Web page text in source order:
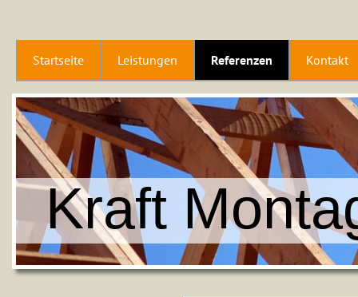
Startseite Leistungen Referenzen Kontakt
Kraft